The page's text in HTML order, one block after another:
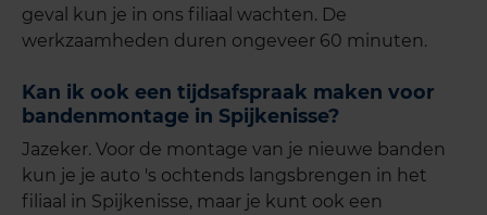
geval kun je in ons filiaal wachten. De
werkzaamheden duren ongeveer 60 minuten.
Kan ik ook een tijdsafspraak maken voor
bandenmontage in Spijkenisse?
Jazeker. Voor de montage van je nieuwe banden
kun je je auto 's ochtends langsbrengen in het
filiaal in Spijkenisse, maar je kunt ook een